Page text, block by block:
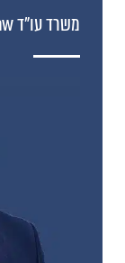
משרד עו"ד Up Law